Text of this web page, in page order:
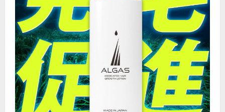
の
詳
細
を
ご
覧
だ
さ
い
洗
剤
OXI
WASH
酸
素
系
漂
白
680g
ボ
ト
ル
日